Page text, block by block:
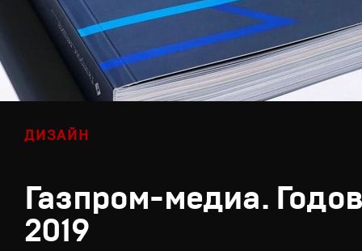
ДИЗАЙН
Газпром-медиа.
2019